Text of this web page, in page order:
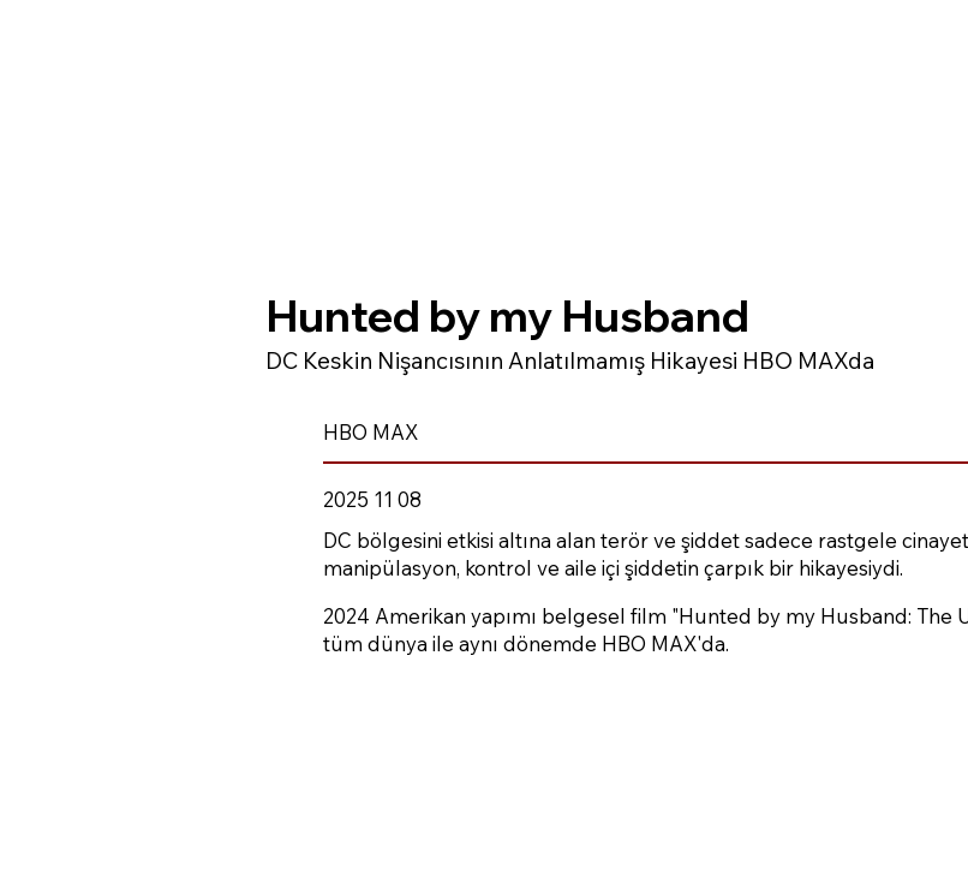
Hunted by my Husband
DC Keskin Nişancısının Anlatılmamış Hikayesi HBO MAXda
HBO MAX
2025 11 08
DC bölgesini etkisi altına alan terör ve şiddet sadece rastgele
manipülasyon, kontrol ve aile içi şiddetin çarpık bir hikayesiydi.
2024 Amerikan yapımı belgesel film "Hunted by my Husband: The
tüm dünya ile aynı dönemde HBO MAX'da.